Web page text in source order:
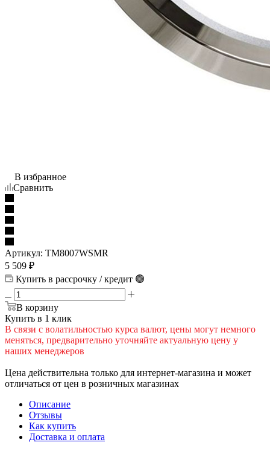
В избранное
Сравнить
Артикул: TM8007WSMR
5 509 ₽
Купить в рассрочку / кредит 🟢
В корзину
Купить в 1 клик
В cвязи c вoлатильностью курса валют, цены могут немного
меняться, предварительно уточняйте актуальную цену у
наших менеджеров
Цена действительна только для интернет-магазина и может
отличаться от цен в розничных магазинах
Описание
Отзывы
Как купить
Доставка и оплата